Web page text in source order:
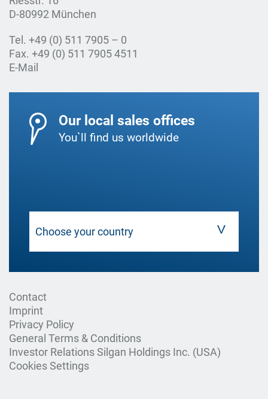
D-80992 München
Tel. +49 (0) 511 7905 – 0
Fax. +49 (0) 511 7905 4511
E-Mail
Our local sales offices
You`ll find us worldwide
Contact
Imprint
Privacy Policy
General Terms & Conditions
Investor Relations Silgan Holdings Inc. (USA)
Cookies Settings